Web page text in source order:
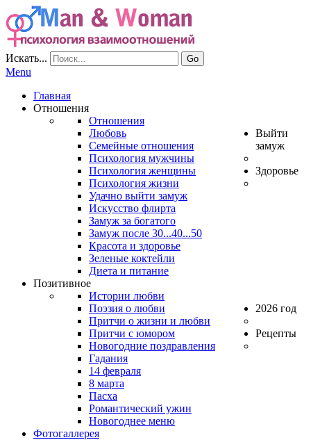
Искать... Go
Menu
Главная
Отношения
Отношения
Любовь
Семейные отношения
Психология мужчины
Психология женщины
Психология жизни
Выйти
замуж
Удачно выйти замуж
Искусство флирта
Замуж за богатого
Замуж после 30...40...50
Здоровье
Красота и здоровье
Зеленые коктейли
Диета и питание
Позитивное
Истории любви
Поэзия о любви
Притчи о жизни и любви
Притчи с юмором
2026 год
Новогодние поздравления
Гадания
14 февраля
8 марта
Рецепты
Пасха
Романтический ужин
Новогоднее меню
Фотогаллерея